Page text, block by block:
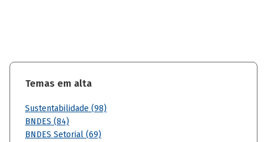
Temas em alta
Sustentabilidade (98)
BNDES (84)
BNDES Setorial (69)